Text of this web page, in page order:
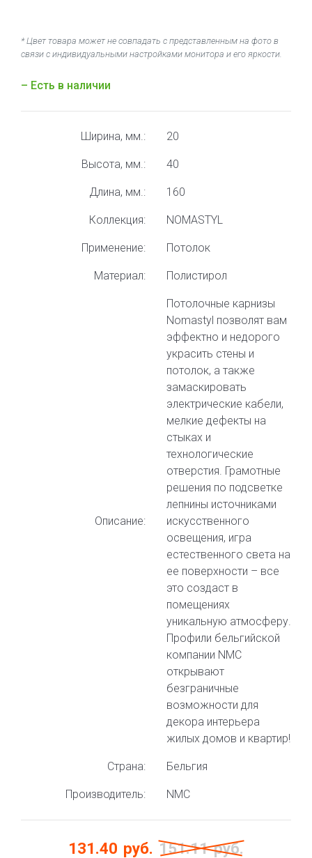
* Цвет товара может не совпадать с представленным на фото в
связи с индивидуальными настройками монитора и его яркости.
– Есть в наличии
Ширина, мм.: 20
Высота, мм.: 40
Длина, мм.: 160
Коллекция: NOMASTYL
Применение: Потолок
Материал: Полистирол
Описание:
Потолочные карнизы
Nomastyl позволят вам
эффектно и недорого
украсить стены и
потолок, а также
замаскировать
электрические кабели,
мелкие дефекты на
стыках и
технологические
отверстия. Грамотные
решения по подсветке
лепнины источниками
искусственного
освещения, игра
естественного света на
ее поверхности – все
это создаст в
помещениях
уникальную атмосферу.
Профили бельгийской
компании NMC
открывают
безграничные
возможности для
декора интерьера
жилых домов и квартир!
Страна: Бельгия
Производитель: NMC
131.40 руб. 151.11 руб.